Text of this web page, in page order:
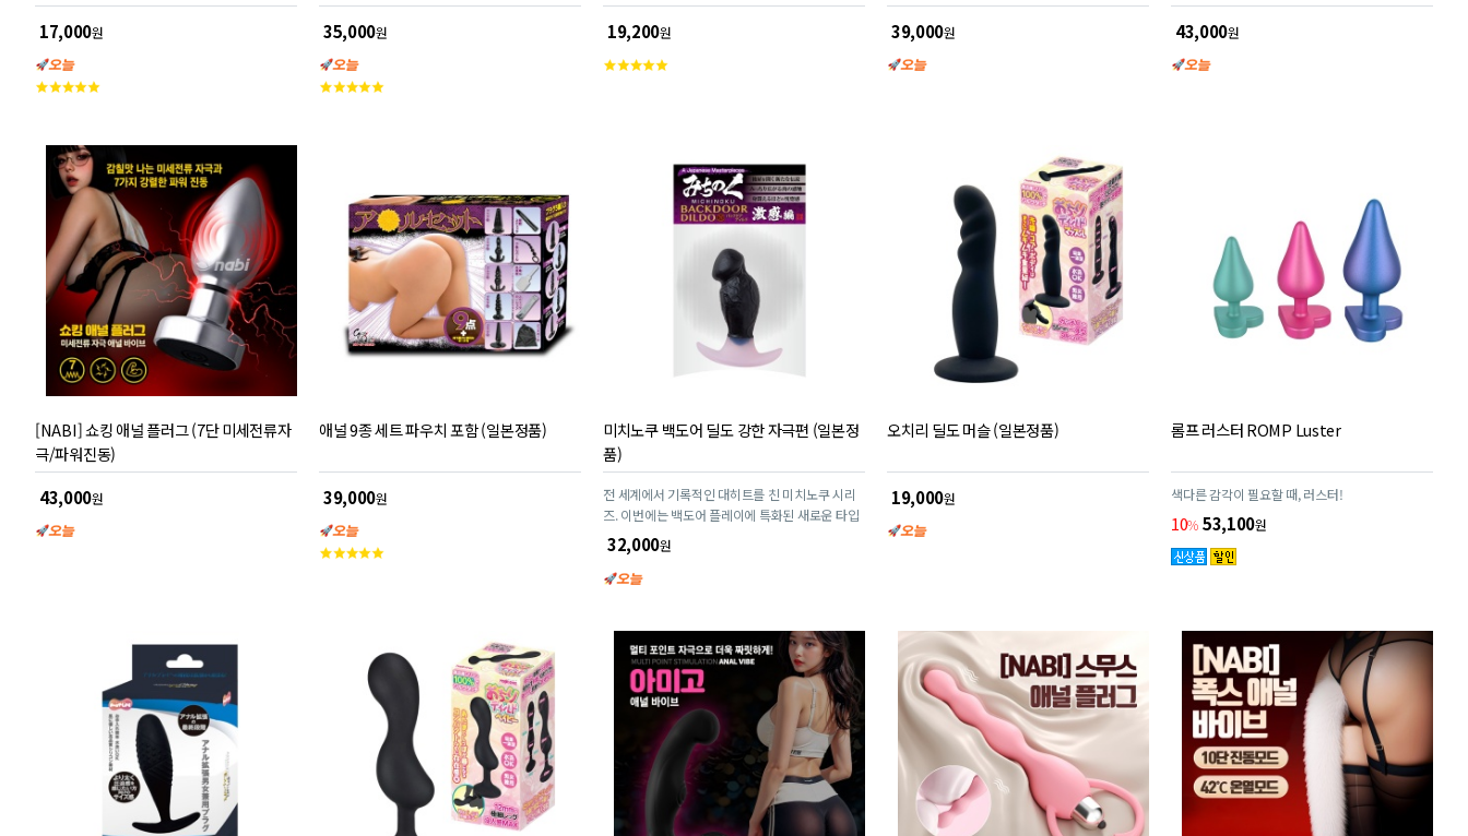
17,000원
고
점
35,000원
고
19,200원
고
39,000원
43,000원
[NABI] 쇼킹 애널 플러그 (7단 미세전류자
극/파워진동)
43,000원
애널 9종 세트 파우치 포함 (일본정품)
39,000원
고
미치노쿠 백도어 딜도 강한 자극편 (일본정
품)
전 세계에서 기록적인 대히트를 친 미치노쿠 시리
즈. 이번에는 백도어 플레이에 특화된 새로운 타입
의 딜도입니다. 이 「미치노쿠 백도어 격감편」은
약간 굵은 중급자용 딜도입니다. 굵은 바디는 중급
자 이상 분들에게 딱 맞으며, 점차 뒤쪽 문을 넓혀
32,000원
오치리 딜도 머슬 (일본정품)
19,000원
롬프 러스터 ROMP Luster
색다른 감각이 필요할 때, 러스터!
10% 53,100원